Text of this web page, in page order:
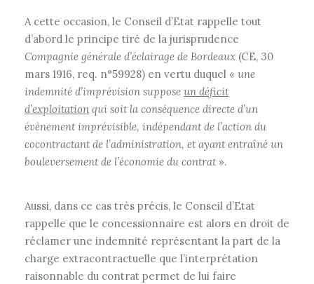
A cette occasion, le Conseil d’Etat rappelle tout
d’abord le principe tiré de la jurisprudence
Compagnie générale d’éclairage de Bordeaux (CE, 30
mars 1916, req. n°59928) en vertu duquel « une
indemnité d’imprévision suppose un déficit
d’exploitation qui soit la conséquence directe d’un
évènement imprévisible, indépendant de l’action du
cocontractant de l’administration, et ayant entraîné un
bouleversement de l’économie du contrat».
Aussi, dans ce cas très précis, le Conseil d’Etat
rappelle que le concessionnaire est alors en droit de
réclamer une indemnité représentant la part de la
charge extracontractuelle que l’interprétation
raisonnable du contrat permet de lui faire